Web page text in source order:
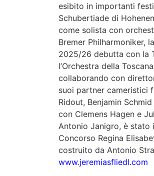
esibito in importanti
Schubertiade di
come solista con
Bremer Philharmoniker,
2025/26 debutta con la
l’Orchestra della
collaborando con
suoi partner cameristici
Ridout, Benjamin
con Clemens Hagen e
Antonio Janigro, è stato
Concorso Regina
costruito da Antonio
www.jeremiasfliedl.com